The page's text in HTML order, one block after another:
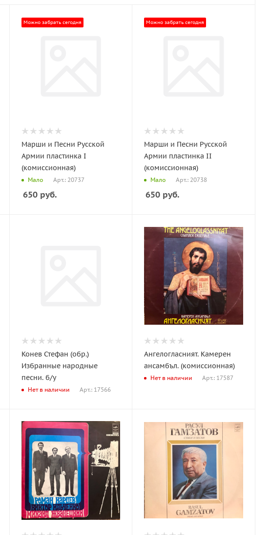
Можно забрать сегодня
Марши и Песни Русской
Армии пластинка I
(комиссионная)
Мало Арт.: 20737
650руб.
Можно забрать сегодня
Марши и Песни Русской
Армии пластинка II
(комиссионная)
Мало Арт.: 20738
650 руб.
Конев Стефан (обр.)
Избранные народные
песни. б/у
Нет в наличии Арт.: 17566
Ангелогласният. Камерен
ансамбъл. (комиссионная)
Нет в наличии Арт.: 17587